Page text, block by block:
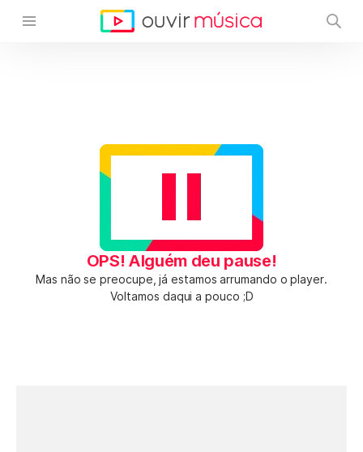
OPS! Alguém deu pause!
Mas não se preocupe, já estamos arrumando o player.
Voltamos daqui a pouco ;D